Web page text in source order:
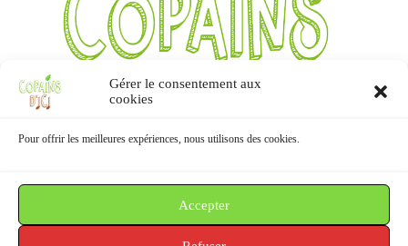
Gérer le consentement aux
cookies
Pour offrir les meilleures expériences, nous utilisons des cookies.
Accepter
Informations